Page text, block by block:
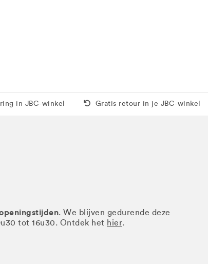
pakket
in JBC-winkel Gratis thuis vanaf 50 euro
Gratis retour in je JBC-winkel
. We blijven gedurende deze
tot 16u30. Ontdek het hier.